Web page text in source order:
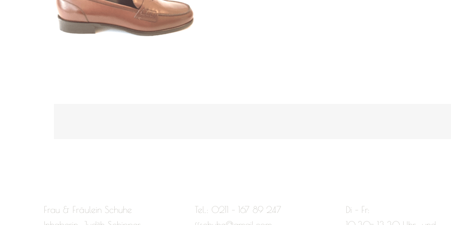
Frau & Fräulein Schuhe
Tel.: 0211 – 167 89 247
Di – Fr: